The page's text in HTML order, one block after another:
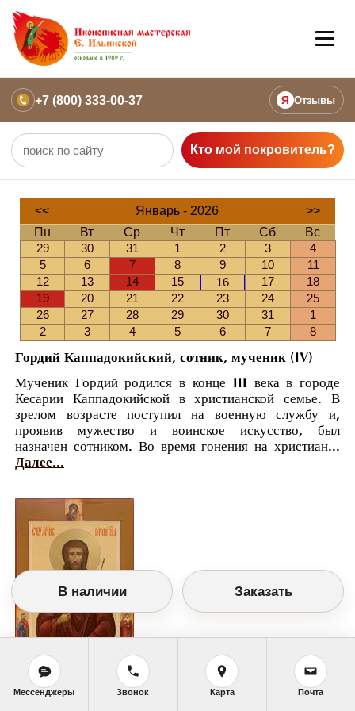
+7 (800) 333-00-37 Я Отзывы
Кто мой покровитель?
<< Январь - 2026
>>
Пн
Вт Ср Чт Пт Сб
Вс
29
30 31 1 2 3
4
5
6 7 8 9 10
11
12
13 14 15 16 17
18
19
20 21 22 23 24
25
26
27 28 29 30 31
1
2
3 4 5 6 7 8
Гордий Каппадокийский, сотник, мученик (IV)
Мученик Гордий родился в конце III века в городе
Кесарии Каппадокийской в христианской семье. В
зрелом возрасте поступил на военную службу и,
проявив мужество и воинское искусство, был
назначен сотником. Во время гонения на христиан...
Далее...
В наличии Заказать
Мессенджеры Звонок Карта Почта